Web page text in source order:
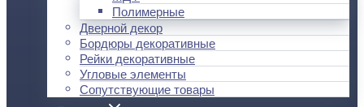
Полимерные
Дверной декор
Бордюры декоративные
Рейки декоративные
Угловые элементы
Сопутствующие товары